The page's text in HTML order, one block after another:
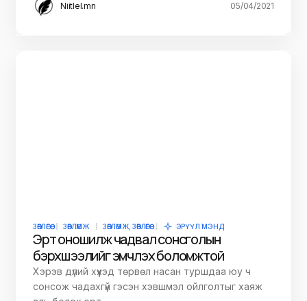
Niitlel.mn 05/04/2021
ЗӨВЛӨГӨӨ ЗӨВЛӨМЖ ЗӨВЛӨМЖ, ЗӨВЛӨГӨӨ ЭРҮҮЛ МЭНД
Эрт оношилж чадвал сонсголын
бэрхшээлийг эмчлэх боломжтой
Хэрэв дүлий хүүхэд төрвөл насан туршдаа юу ч
сонсож чадахгүй гэсэн хэвшмэл ойлголтыг хаяж